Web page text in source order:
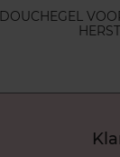
DOUCHEGEL